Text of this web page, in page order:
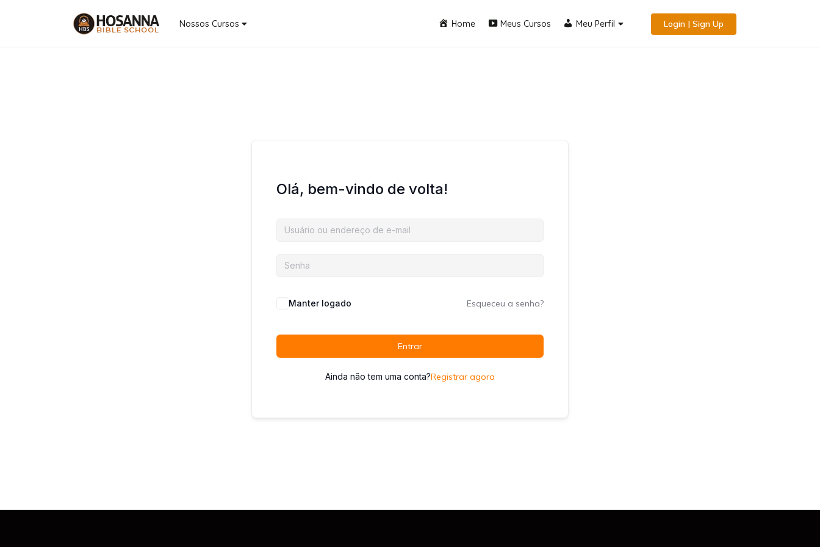
Nossos Cursos Home Meus Cursos Meu Perfil Login | Sign Up
Olá, bem-vindo de volta!
Manter logado Esqueceu a senha?
Entrar
Ainda não tem uma conta?Registrar agora